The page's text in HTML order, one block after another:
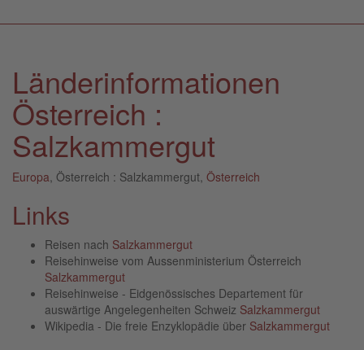
Länderinformationen
Österreich :
Salzkammergut
Europa , Österreich : Salzkammergut, Österreich
Links
Reisen nach Salzkammergut
Reisehinweise vom Aussenministerium Österreich
Salzkammergut
Reisehinweise - Eidgenössisches Departement für
auswärtige Angelegenheiten Schweiz Salzkammergut
Wikipedia - Die freie Enzyklopädie über Salzkammergut